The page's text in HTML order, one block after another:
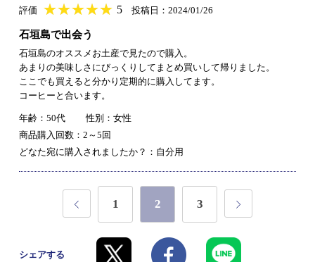
評価 ★★★★★
★★★★★ 5 投稿日：2024/01/26
石垣島で出会う
石垣島のオススメお土産で見たので購入。
あまりの美味しさにびっくりしてまとめ買いして帰りました。
ここでも買えると分かり定期的に購入してます。
コーヒーと合います。
年齢：50代
性別：女性
商品購入回数：2～5回
どなた宛に購入されましたか？：自分用
1 2 3
シェアする